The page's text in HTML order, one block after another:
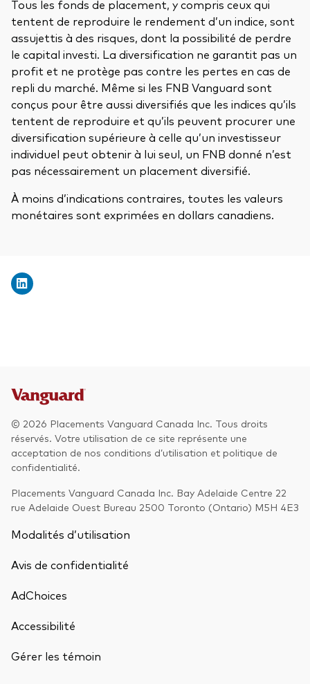
Tous les fonds de placement, y compris ceux qui
tentent de reproduire le rendement d’un indice, sont
assujettis à des risques, dont la possibilité de perdre
le capital investi. La diversification ne garantit pas un
profit et ne protège pas contre les pertes en cas de
repli du marché. Même si les FNB Vanguard sont
conçus pour être aussi diversifiés que les indices qu’ils
tentent de reproduire et qu’ils peuvent procurer une
diversification supérieure à celle qu’un investisseur
individuel peut obtenir à lui seul, un FNB donné n’est
pas nécessairement un placement diversifié.
À moins d’indications contraires, toutes les valeurs
monétaires sont exprimées en dollars canadiens.
© 2026 Placements Vanguard Canada Inc. Tous droits
réservés. Votre utilisation de ce site représente une
acceptation de nos conditions d’utilisation et politique de
confidentialité.
Placements Vanguard Canada Inc. Bay Adelaide Centre 22
rue Adelaide Ouest Bureau 2500 Toronto (Ontario) M5H 4E3
Modalités d’utilisation
Avis de confidentialité
AdChoices
Accessibilité
Gérer les témoin